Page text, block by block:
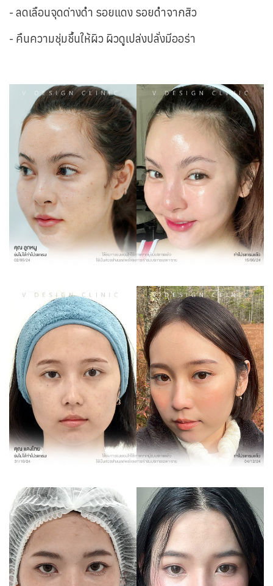
- ลดเลือนจุดด่างดำ รอยแดง รอยดำจากสิว
- คืนความชุ่มชื้นให้ผิว ผิวดูเปล่งปลั่งมีออร่า